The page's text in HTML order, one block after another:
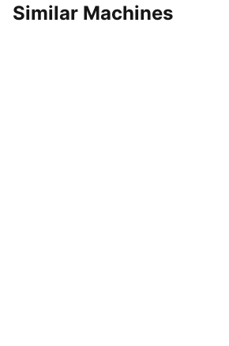
Similar Machines